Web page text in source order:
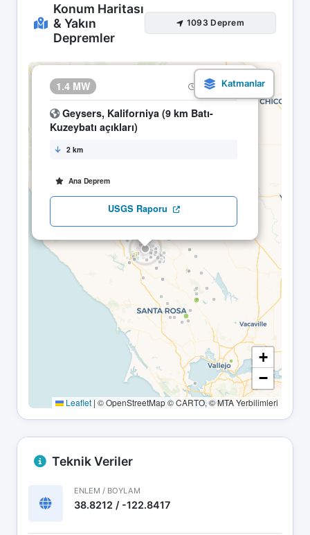
Konum Haritası
& Yakın
Depremler
1093 Deprem
1.4 MW 10.05 05:20
Geysers, Kaliforniya (9 km Batı-
Kuzeybatı açıkları)
2 km
Ana Deprem
USGS Raporu
×
+
−
Leaflet | © OpenStreetMap © CARTO, © MTA Yerbilimleri
Teknik Veriler
ENLEM / BOYLAM
38.8212 / -122.8417